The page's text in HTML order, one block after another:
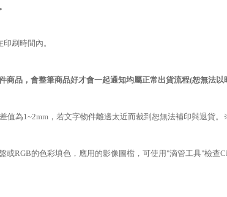
刷時間內。
商品，會整筆商品好才會一起通知均屬正常出貨流程(恕無法以
值為1~2mm ，若文字物件離邊太近而裁到恕無法補印與退貨
或RGB的色彩填色，應用的影像圖檔，可使用 "滴管工具"檢查